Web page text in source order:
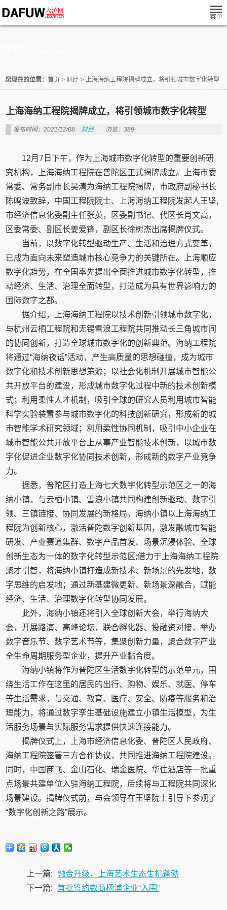
您现在的位置： 首页 > 财经 > 上海海纳工程院揭牌成立，将引领城市数字化转型
上海海纳工程院揭牌成立，将引领城市数字化转型
发布时间：2021/12/08 财经 浏览：389
12月7日下午，作为上海城市数字化转型的重要创新研
究机构，上海海纳工程院在普陀区正式揭牌成立。上海市委
常委、常务副市长吴清为海纳工程院揭牌，市政府副秘书长
陈鸣波致辞，中国工程院院士、上海海纳工程院发起人王坚,
市经济信息化委副主任张英，区委副书记、代区长肖文高，
区委常委、副区长姜爱锋，副区长徐树杰出席揭牌仪式。
当前，以数字化转型驱动生产、生活和治理方式变革，
已成为面向未来塑造城市核心竞争力的关键所在。上海顺应
数字化趋势，在全国率先提出全面推进城市数字化转型，推
动经济、生活、治理全面转型，打造成为具有世界影响力的
国际数字之都。
据介绍，上海海纳工程院以技术创新引领城市数字化，
与杭州云栖工程院和无锡雪浪工程院共同推动长三角城市间
的协同创新，打造全球城市数字化的创新典范。海纳工程院
将通过“海纳夜话”活动，产生高质量的思想碰撞，成为城市
数字化和技术创新思想策源；以社会化机制开展城市智能公
共开放平台的建设，形成城市数字化过程中新的技术创新模
式；利用柔性人才机制，吸引全球的研究人员利用城市智能
科学实验装置参与城市数字化的科技创新研究，形成新的城
市智能学术研究领域；利用柔性协同机制，吸引中小企业在
城市智能公共开放平台上从事产业智能技术创新，以城市数
字化促进企业数字化协同技术创新，形成新的数字产业竞争
力。
据悉，普陀区打造上海七大数字化转型示范区之一的海
纳小镇，与云栖小镇、雪浪小镇共同构建创新驱动、数字引
领、三镇链接、协同发展的新格局。海纳小镇以上海海纳工
程院为创新核心，激活普陀数字创新基因，激发融城市智能
研发、产业赛道集群、数字产品首发、场景沉浸体验、全球
创新生态为一体的数字化转型示范区;借力于上海海纳工程院
聚才引智，将海纳小镇打造成新技术、新场景的先发地，数
字思维的启发地；通过新基建微更新、新场景深融合，赋能
经济、生活、治理数字化转型协同发展。
此外，海纳小镇还将引入全球创新大会，举行海纳大
会，开展路演、高峰论坛，联合孵化器、投融资对接，举办
数字音乐节、数字艺术节等，集聚创新力量，聚合数字产业
全生命周期服务型企业，提升产业黏合度。
海纳小镇将作为普陀区生活数字化转型的示范单元，围
绕生活工作在这里的居民的出行、购物、娱乐、就医、停车
等生活需求，与交通、教育、医疗、安全、防疫等服务和治
理能力，将通过数字孪生基础设施建立小镇生活模型，为生
活服务场景与实际服务需求提供快速连接能力。
揭牌仪式上，上海市经济信息化委、普陀区人民政府、
海纳工程院签署三方合作协议，共同推进海纳工程院建设。
同时，中国商飞、金山石化、瑞金医院、华住酒店等一批重
点场景共建单位入驻海纳工程院，后续将与工程院共同深化
场景建设。揭牌仪式前，与会领导在王坚院士引导下参观了
“数字化创新之路”展示。
上一篇:
融合升级，上海艺术生态生机蓬勃
下一篇: 首批签约数商杨浦企业“入围”